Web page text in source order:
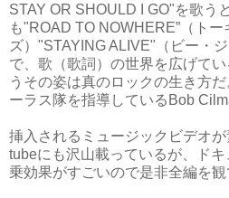
STAY OR SHOULD I GO"を歌う
も"ROAD TO NOWHERE”（トー
ズ）"STAYING ALIVE"（ビー・
で、歌（歌詞）の世界を広げて
うその姿は真のロックの生き方
ーラス隊を指導しているBob
挿入されるミュージックビデオ
tubeにも沢山載っているが、ド
乗効果がすごいので是非全編を観